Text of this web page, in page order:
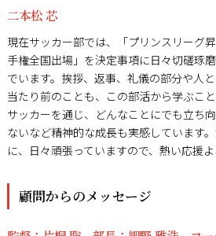
二本松 芯
現在サッカー部では、「プリンスリーグ
手権全国出場」を決定事項に日々切磋琢
でいます。挨拶、返事、礼儀の部分や人
当たり前のことも、この部活から学ぶこ
サッカーを通じ、どんなことにでも立ち
ないなど精神的な成長も実感しています
に、日々頑張っていますので、熱い応援よ
顧問からのメッセージ